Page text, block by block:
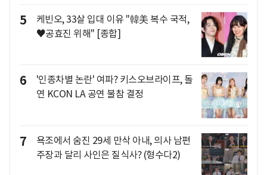
5
케빈오, 33살 입대 이유 "韓美 복수 국적,
♥공효진 위해" [종합]
6
'인종차별 논란' 여파? 키스오브라이프, 돌
연 KCON LA 공연 불참 결정
7
욕조에서 숨진 29세 만삭 아내, 의사 남편
주장과 달리 사인은 질식사? (형수다2)